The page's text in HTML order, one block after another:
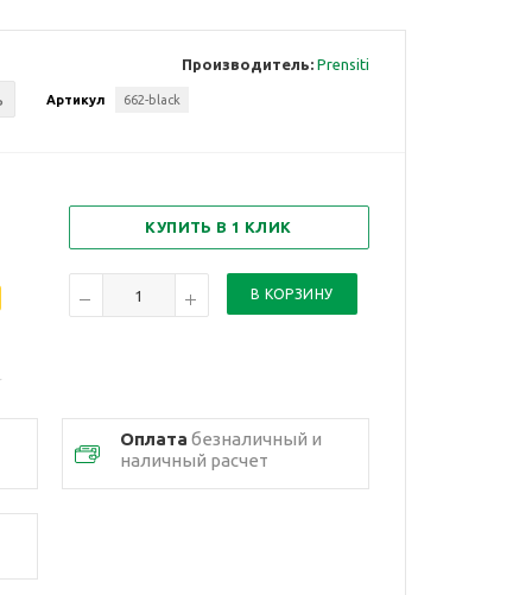
Производитель: Prensiti
Артикул 662-black
КУПИТЬ В 1 КЛИК
Оплата безналичный и
наличный расчет